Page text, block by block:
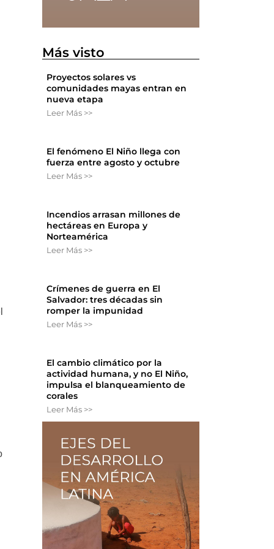
Más visto
Proyectos solares vs
comunidades mayas entran en
nueva etapa
Leer Más >>
El fenómeno El Niño llega con
fuerza entre agosto y octubre
Leer Más >>
Incendios arrasan millones de
hectáreas en Europa y
Norteamérica
Leer Más >>
Crímenes de guerra en El
Salvador: tres décadas sin
romper la impunidad
Leer Más >>
El cambio climático por la
actividad humana, y no El Niño,
impulsa el blanqueamiento de
corales
Leer Más >>